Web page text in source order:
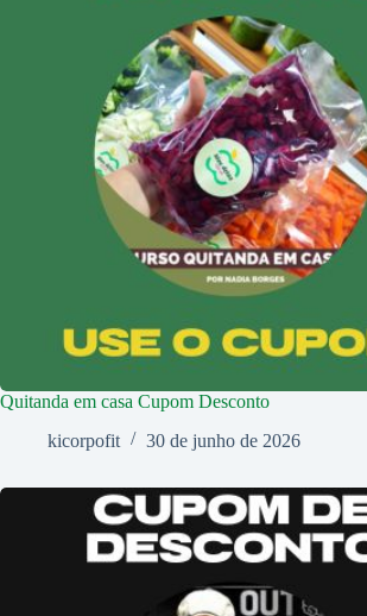
Quitanda em casa Cupom Desconto
kicorpofit
30 de junho de 2026